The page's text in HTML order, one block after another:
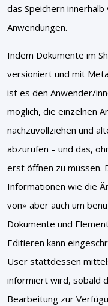
das Speichern
Anwendungen.
Indem Dokumente im
versioniert und mit
ist es den Anwender/
möglich, die einzelnen
nachzuvollziehen und
abzurufen – und das,
erst öffnen zu müssen.
Informationen wie die
von» aber auch um
Dokumente und
Editieren kann
User stattdessen
informiert wird, sobald
Bearbeitung zur